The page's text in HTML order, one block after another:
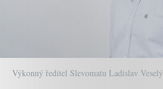
Výkonný ředitel Slevomatu Ladislav Veselý